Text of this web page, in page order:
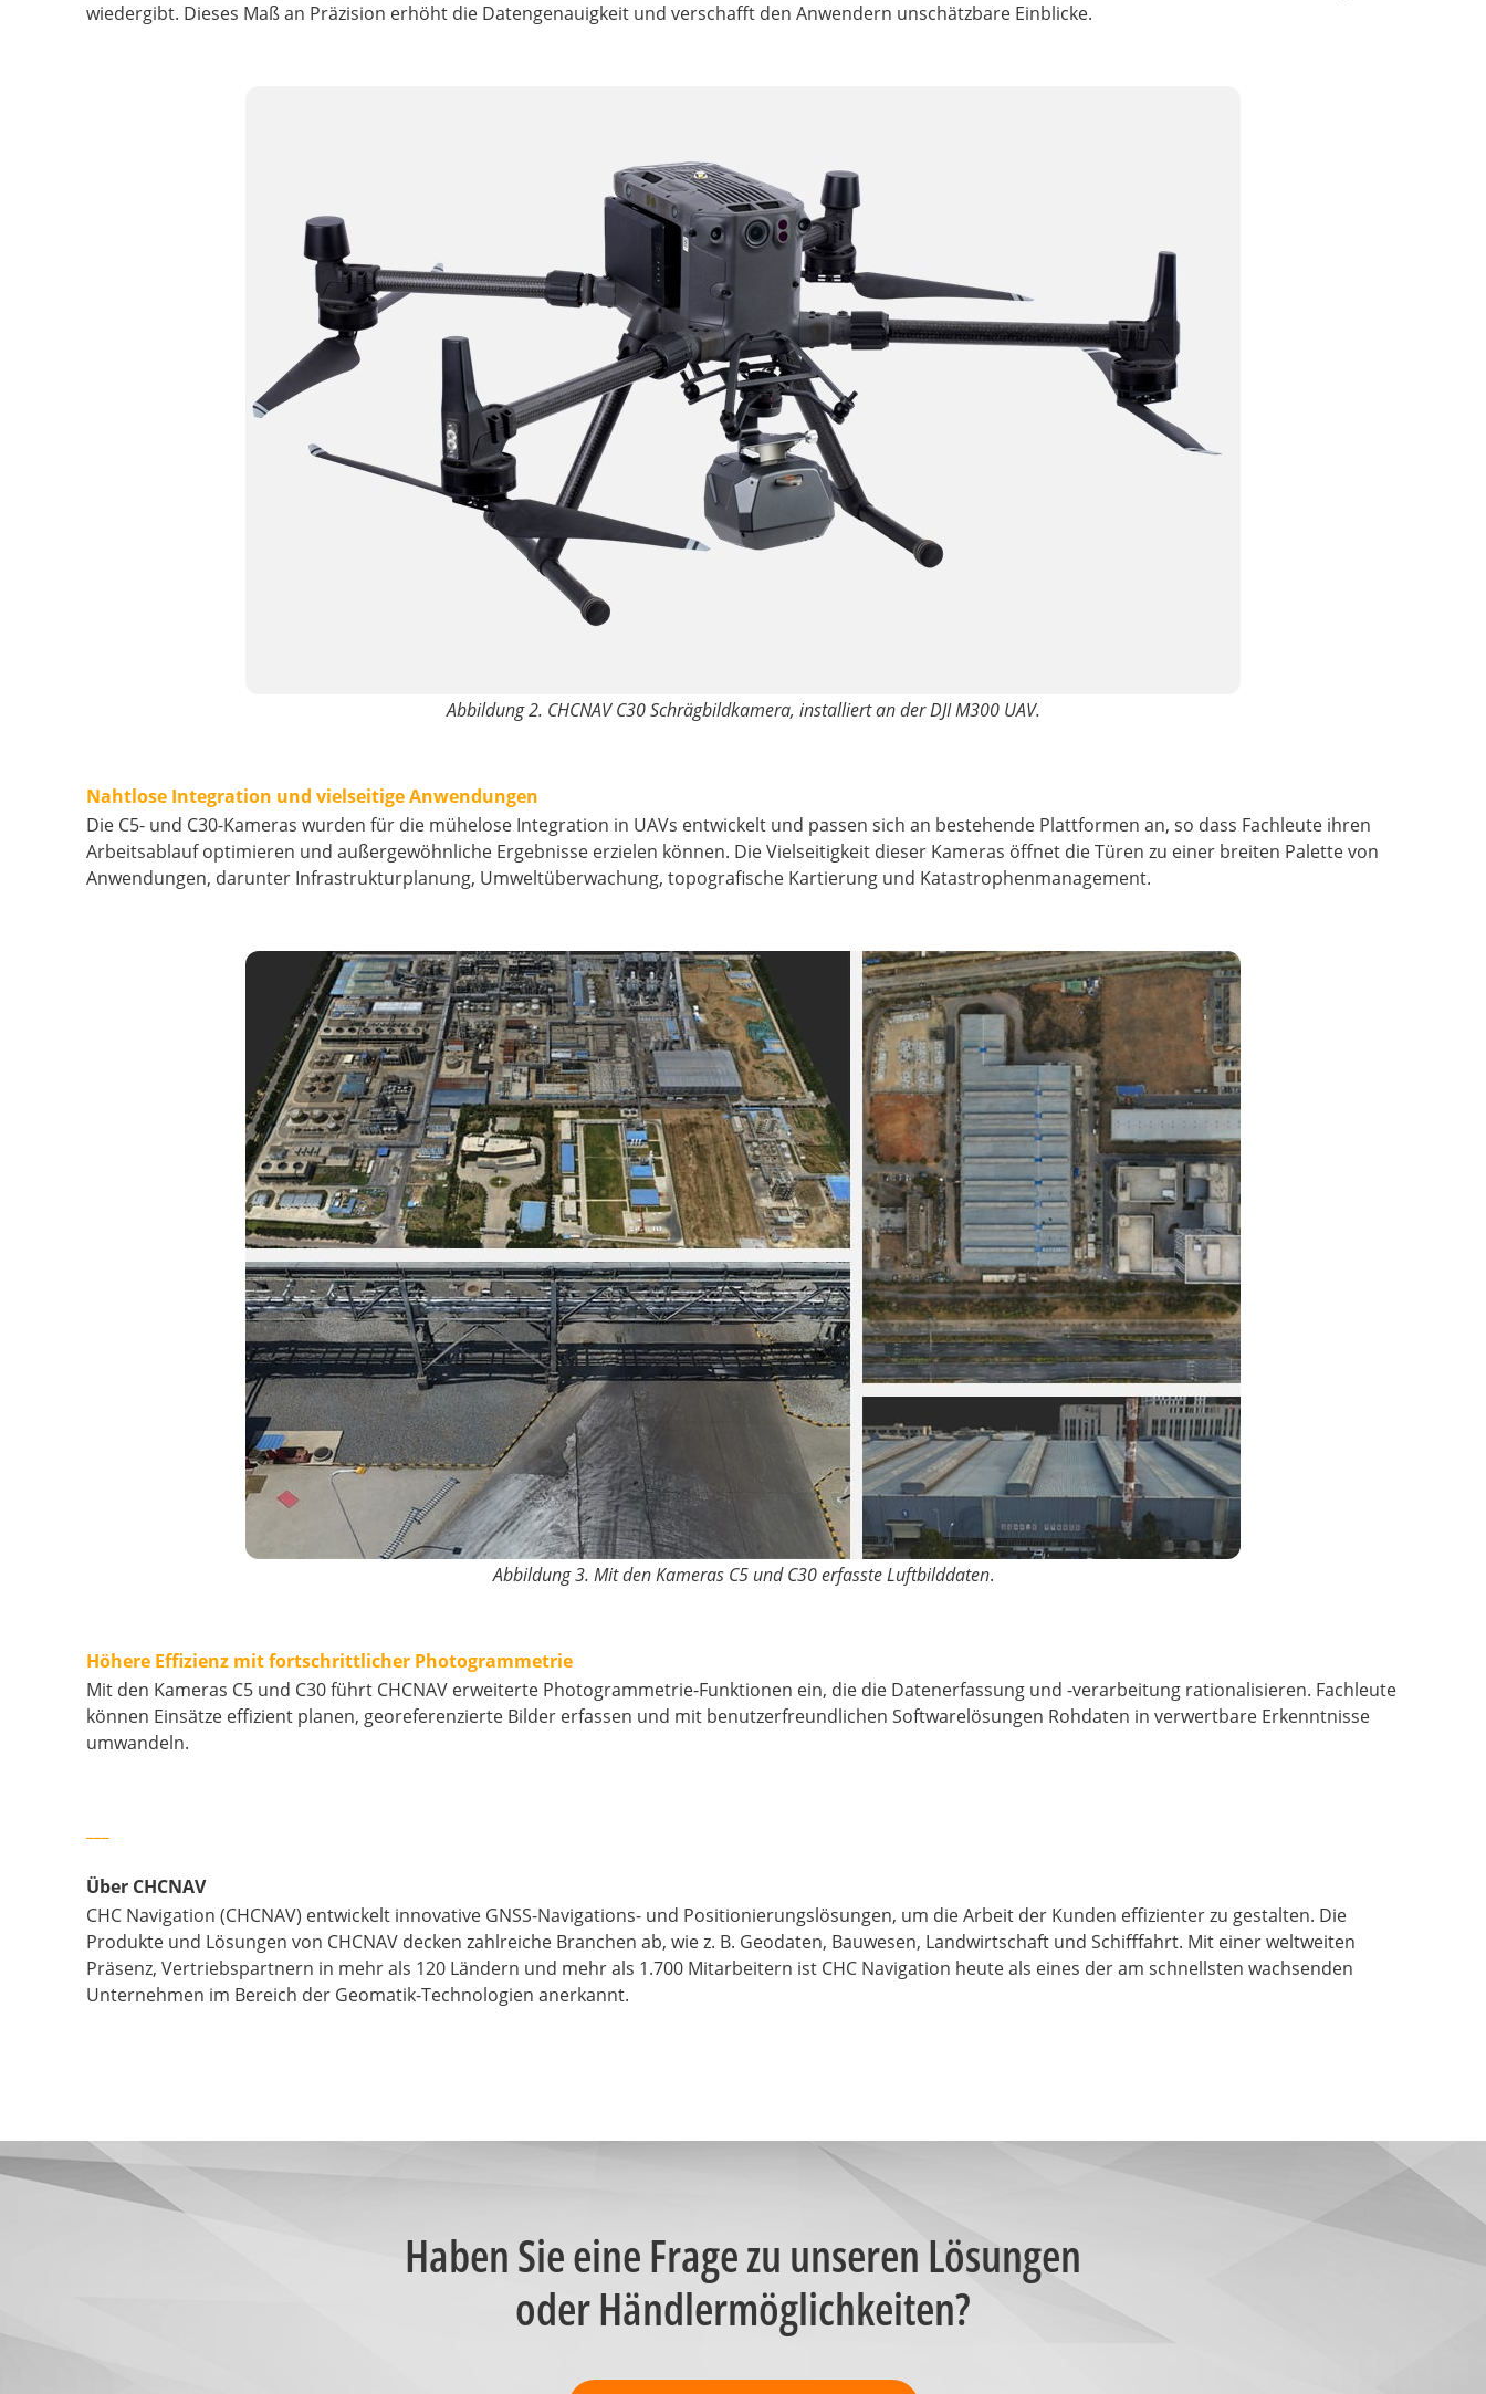
wiedergibt. Dieses Maß an Präzision erhöht die Datengenauigkeit und verschafft den Anwendern unschätzbare Einblicke.
Abbildung 2. CHCNAV C30 Schrägbildkamera, installiert an der DJI M300 UAV.
Nahtlose Integration und vielseitige Anwendungen
Die C5- und C30-Kameras wurden für die mühelose Integration in UAVs entwickelt und passen sich an bestehende Plattformen an, so dass Fachleute ihren
Arbeitsablauf optimieren und außergewöhnliche Ergebnisse erzielen können. Die Vielseitigkeit dieser Kameras öffnet die Türen zu einer breiten Palette von
Anwendungen, darunter Infrastrukturplanung, Umweltüberwachung, topografische Kartierung und Katastrophenmanagement.
Abbildung 3. Mit den Kameras C5 und C30 erfasste Luftbilddaten.
Höhere Effizienz mit fortschrittlicher Photogrammetrie
Mit den Kameras C5 und C30 führt CHCNAV erweiterte Photogrammetrie-Funktionen ein, die die Datenerfassung und -verarbeitung rationalisieren. Fachleute
können Einsätze effizient planen, georeferenzierte Bilder erfassen und mit benutzerfreundlichen Softwarelösungen Rohdaten in verwertbare Erkenntnisse
umwandeln.
Über CHCNAV
CHC Navigation (CHCNAV) entwickelt innovative GNSS-Navigations- und Positionierungslösungen, um die Arbeit der Kunden effizienter zu gestalten. Die
Produkte und Lösungen von CHCNAV decken zahlreiche Branchen ab, wie z. B. Geodaten, Bauwesen, Landwirtschaft und Schifffahrt. Mit einer weltweiten
Präsenz, Vertriebspartnern in mehr als 120 Ländern und mehr als 1.700 Mitarbeitern ist CHC Navigation heute als eines der am schnellsten wachsenden
Unternehmen im Bereich der Geomatik-Technologien anerkannt.
Haben Sie eine Frage zu unseren Lösungen
oder Händlermöglichkeiten?